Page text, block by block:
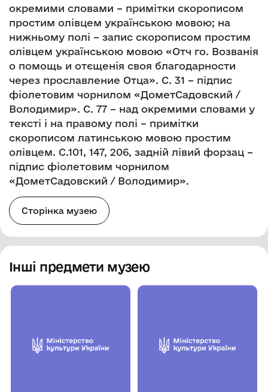
окремими словами – примітки скорописом
простим олівцем українською мовою; на
нижньому полі – запис скорописом простим
олівцем українською мовою «Отч го. Возванія
о помощь и отєщенія своя благодарности
через прославление Отца». С. 31 – підпис
фіолетовим чорнилом «ДометСадовский /
Володимир». С. 77 – над окремими словами у
тексті і на правому полі – примітки
скорописом латинською мовою простим
олівцем. С.101, 147, 206, задній лівий форзац –
підпис фіолетовим чорнилом
«ДометСадовский / Володимир».
Сторінка музею
Інші предмети музею